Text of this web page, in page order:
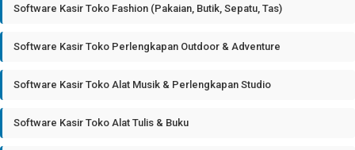
Software Kasir Toko Fashion (Pakaian, Butik, Sepatu, Tas)
Software Kasir Toko Perlengkapan Outdoor & Adventure
Software Kasir Toko Alat Musik & Perlengkapan Studio
Software Kasir Toko Alat Tulis & Buku